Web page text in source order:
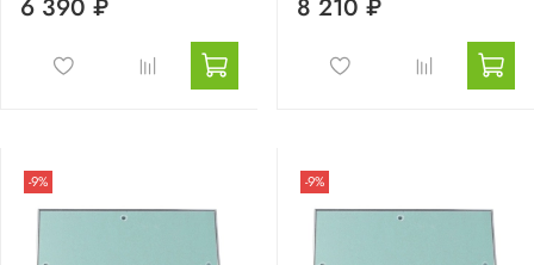
6 390 ₽ 8 210 ₽
-9% -9%